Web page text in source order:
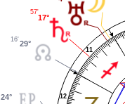
11
12
17°
57'
29°
16'
24°